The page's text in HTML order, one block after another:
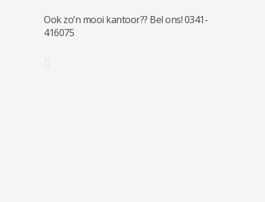
Ook zo’n mooi kantoor?? Bel ons! 0341-
416075